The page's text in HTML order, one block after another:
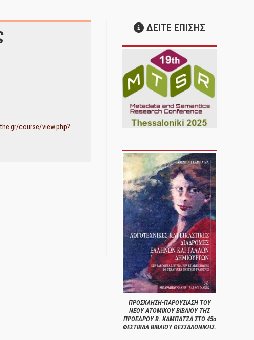
course/view.php?
ΔΕΙΤΕ ΕΠΙΣΗΣ
ΠΡΟΣΚΛΗΣΗ-ΠΑΡΟΥΣΙΑΣΗ ΤΟΥ
ΝΕΟΥ ΑΤΟΜΙΚΟΥ ΒΙΒΛΙΟΥ ΤΗΣ
ΠΡΟΕΔΡΟΥ Β. ΚΑΜΠΑΤΖΑ ΣΤΟ 45ο
ΦΕΣΤΙΒΑΛ ΒΙΒΛΙΟΥ ΘΕΣΣΑΛΟΝΙΚΗΣ.